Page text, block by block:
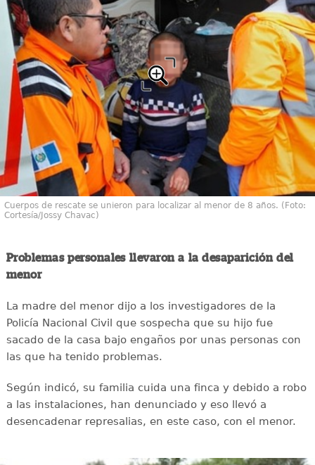
Cuerpos de rescate se unieron para localizar al menor de 8 años. (Foto:
Cortesía/Jossy Chavac)
Problemas personales llevaron a la desaparición del
menor
La madre del menor dijo a los investigadores de la
Policía Nacional Civil que sospecha que su hijo fue
sacado de la casa bajo engaños por unas personas con
las que ha tenido problemas.
Según indicó, su familia cuida una finca y debido a robo
a las instalaciones, han denunciado y eso llevó a
desencadenar represalias, en este caso, con el menor.